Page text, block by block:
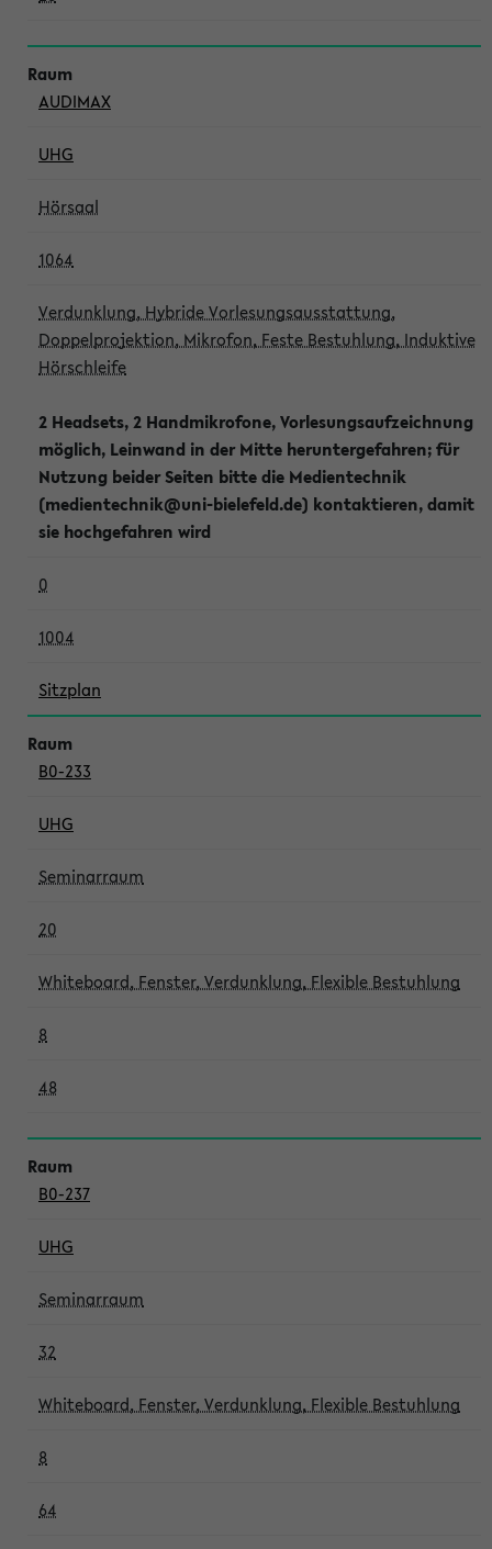
AUDIMAX
UHG
Hörsaal
1064
Verdunklung, Hybride Vorlesungsausstattung,
Doppelprojektion, Mikrofon, Feste Bestuhlung, Induktive
Hörschleife
2 Headsets, 2 Handmikrofone, Vorlesungsaufzeichnung
möglich, Leinwand in der Mitte heruntergefahren; für
Nutzung beider Seiten bitte die Medientechnik
(medientechnik@uni-bielefeld.de) kontaktieren, damit
sie hochgefahren wird
0
1004
Sitzplan
B0-233
UHG
Seminarraum
20
Whiteboard, Fenster, Verdunklung, Flexible Bestuhlung
8
48
B0-237
UHG
Seminarraum
32
Whiteboard, Fenster, Verdunklung, Flexible Bestuhlung
8
64